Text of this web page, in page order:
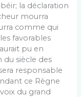
la déclaration
mourra
comme qui
favorables
pu en
du siècle des
responsable
ce Règne
du grand